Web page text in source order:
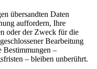
übersandten Daten
auffordern, Ihre
oder der Zweck für die
Bearbeitung
Bestimmungen –
– bleiben unberührt.